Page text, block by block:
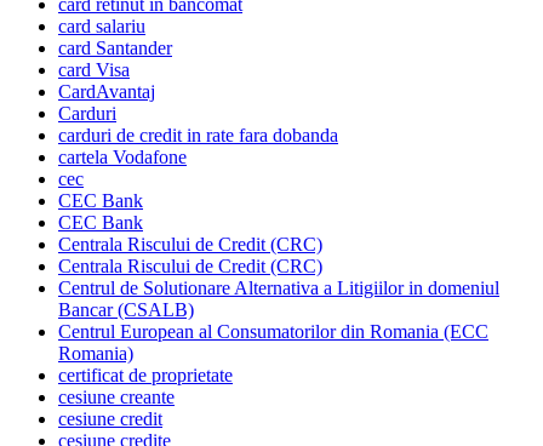
card retinut in bancomat
card salariu
card Santander
card Visa
CardAvantaj
Carduri
carduri de credit in rate fara dobanda
cartela Vodafone
cec
CEC Bank
CEC Bank
Centrala Riscului de Credit (CRC)
Centrala Riscului de Credit (CRC)
Centrul de Solutionare Alternativa a Litigiilor in domeniul
Bancar (CSALB)
Centrul European al Consumatorilor din Romania (ECC
Romania)
certificat de proprietate
cesiune creante
cesiune credit
cesiune credite